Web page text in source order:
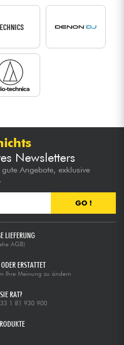
Newsletters
Angebote, exklusive
GO !
LIEFERUNG
AGB)
ERSTATTET
Ihre Meinung zu ändern
RAT?
1 81 930 900